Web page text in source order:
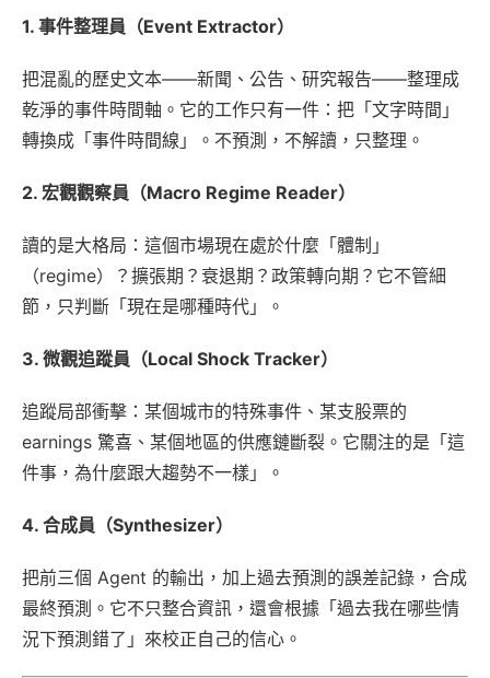
1. 事件整理員（Event Extractor）
把混亂的歷史文本——新聞、公告、研究報告——整理成
乾淨的事件時間軸。它的工作只有一件：把「文字時間」
轉換成「事件時間線」。不預測，不解讀，只整理。
2. 宏觀觀察員（Macro Regime Reader）
讀的是大格局：這個市場現在處於什麼「體制」
（regime）？擴張期？衰退期？政策轉向期？它不管細
節，只判斷「現在是哪種時代」。
3. 微觀追蹤員（Local Shock Tracker）
追蹤局部衝擊：某個城市的特殊事件、某支股票的
earnings 驚喜、某個地區的供應鏈斷裂。它關注的是「這
件事，為什麼跟大趨勢不一樣」。
4. 合成員（Synthesizer）
把前三個 Agent 的輸出，加上過去預測的誤差記錄，合成
最終預測。它不只整合資訊，還會根據「過去我在哪些情
況下預測錯了」來校正自己的信心。